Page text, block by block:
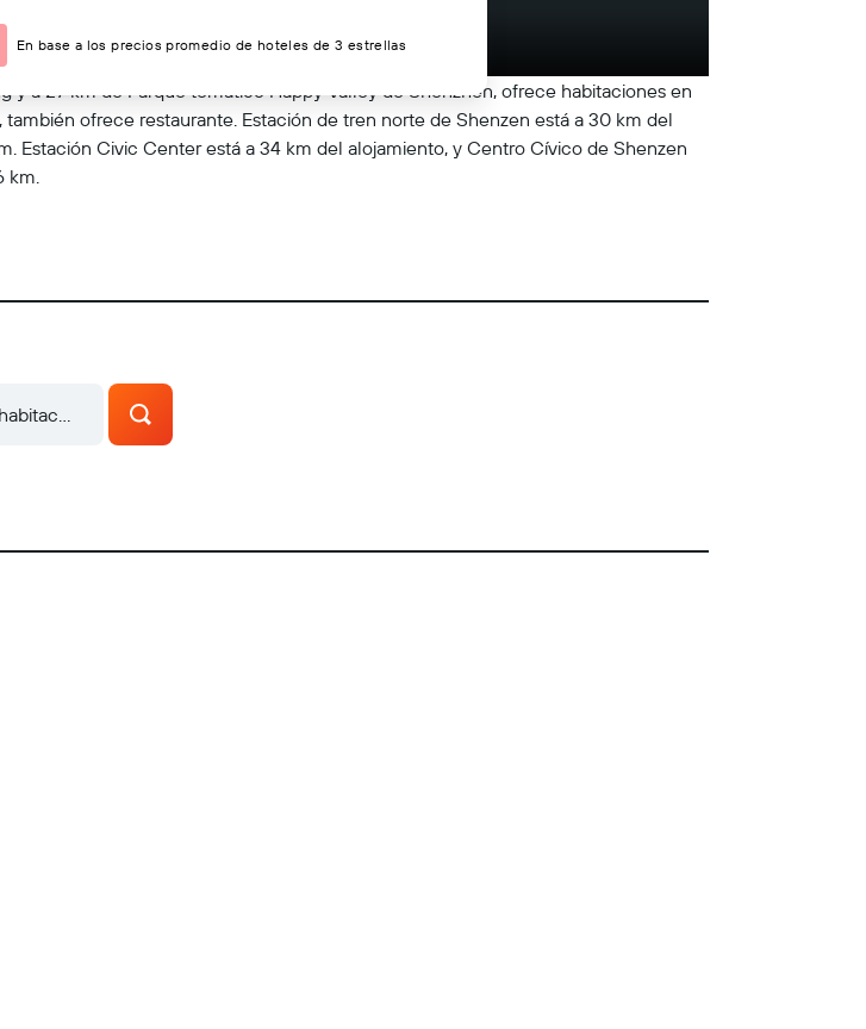
y a 27 km de Parque temático Happy Valley de Shenzhen, ofrece habitaciones en
ofrece restaurante. Estación de tren norte de Shenzen está a 30 km del
Estación Civic Center está a 34 km del alojamiento, y Centro Cívico de Shenzen
km.
En base a los precios promedio de hoteles de 3 estrellas